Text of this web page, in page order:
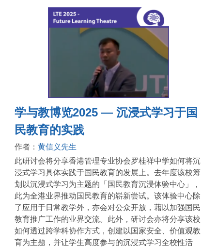
学与教博览2025 — 沉浸式学习于国
民教育的实践
作者： 黄信义先生
此研讨会将分享香港管理专业协会罗桂祥中学如何将沉
浸式学习具体实践于国民教育的发展上。去年度该校筹
划以沉浸式学习为主题的「国民教育沉浸体验中心」，
此为全港业界推动国民教育的崭新尝试。该体验中心除
了应用于日常教学外，亦会对公众开放，藉以加强国民
教育推广工作的业界交流。此外，研讨会亦将分享该校
如何透过跨学科协作方式，创建以国家安全、价值观教
育为主题，并让学生高度参与的沉浸式学习全校性活